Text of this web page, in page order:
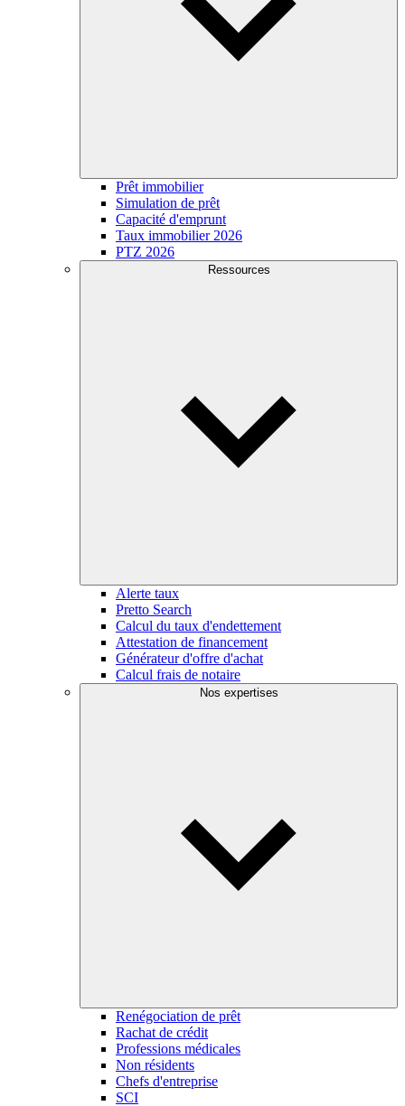
Prêt immobilier
Simulation de prêt
Capacité d'emprunt
Taux immobilier 2026
PTZ 2026
Ressources
Alerte taux
Pretto Search
Calcul du taux d'endettement
Attestation de financement
Générateur d'offre d'achat
Calcul frais de notaire
Nos expertises
Renégociation de prêt
Rachat de crédit
Professions médicales
Non résidents
Chefs d'entreprise
SCI